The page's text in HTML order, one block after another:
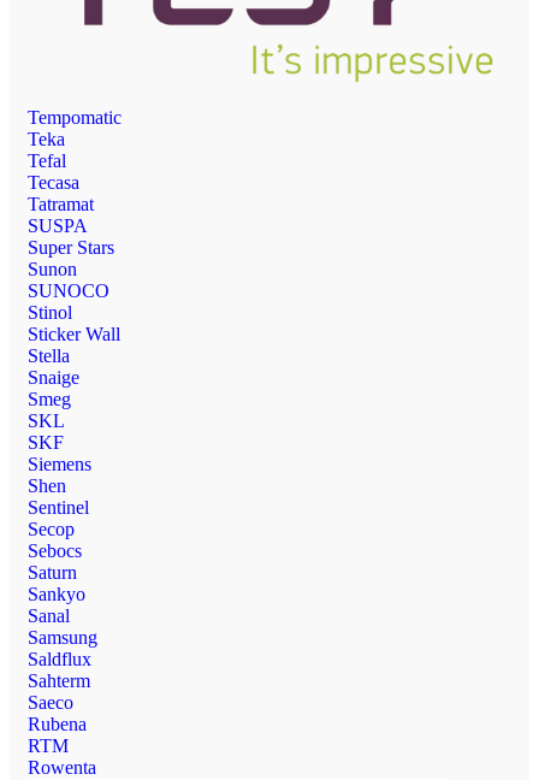
Tempomatic
Teka
Tefal
Tecasa
Tatramat
SUSPA
Super Stars
Sunon
SUNOCO
Stinol
Sticker Wall
Stella
Snaige
Smeg
SKL
SKF
Siemens
Shen
Sentinel
Secop
Sebocs
Saturn
Sankyo
Sanal
Samsung
Saldflux
Sahterm
Saeco
Rubena
RTM
Rowenta